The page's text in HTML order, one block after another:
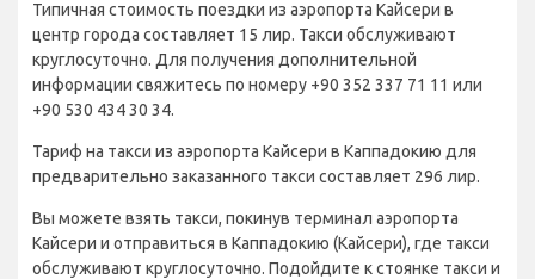
Типичная стоимость поездки из аэропорта Кайсери в
центр города составляет 15 лир. Такси обслуживают
круглосуточно. Для получения дополнительной
информации свяжитесь по номеру +90 352 337 71 11 или
+90 530 434 30 34.
Тариф на такси из аэропорта Кайсери в Каппадокию для
предварительно заказанного такси составляет 296 лир.
Вы можете взять такси, покинув терминал аэропорта
Кайсери и отправиться в Каппадокию (Кайсери), где такси
обслуживают круглосуточно. Подойдите к стоянке такси и